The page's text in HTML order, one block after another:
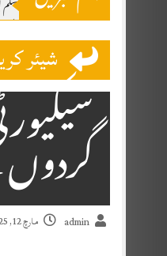
اسلام آباد: پاکستان
قراقرم سرچ آپریشن: پاکستان آرمی ایوی ایشن نے 7 غیر ملکی کوہ
اٹک میں یومِ استحصال
شیئر
admin مارچ 12, 2025